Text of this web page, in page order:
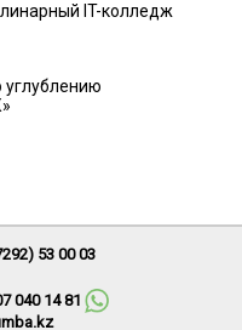
IT-колледж
углублению
53 00 03
040 14 81